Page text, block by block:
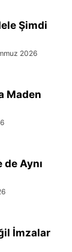
Şimdi
2026
Maden
Aynı
İmzalar